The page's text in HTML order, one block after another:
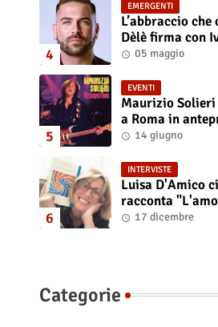
EMERGENTI
L’abbraccio che
Dèlè firma con
Tinari un brano
05 maggio
EVENTI
Maurizio Solieri
a Roma in
vinile del suo
14 giugno
INTERVISTE
Luisa D'Amico ci
racconta
sangue".
17 dicembre
Categorie